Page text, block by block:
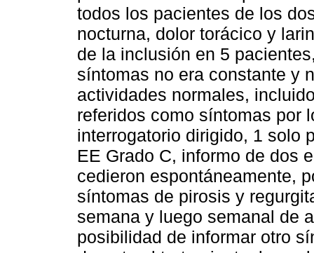
todos los pacientes de los
nocturna, dolor torácico y
de la inclusión en 5
síntomas no era constante y
actividades normales,
referidos como síntomas por
interrogatorio dirigido, 1 solo
EE Grado C, informo de dos
cedieron espontáneamente,
síntomas de pirosis y
semana y luego semanal de
posibilidad de informar otro